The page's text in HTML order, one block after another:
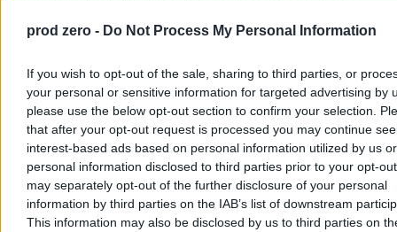
prod zero - Do Not Process My Personal Information
If you wish to opt-out of the sale, sharing to third parties, or
your personal or sensitive information for targeted advertising by
please use the below opt-out section to confirm your selection.
that after your opt-out request is processed you may continue
interest-based ads based on personal information utilized by us or
personal information disclosed to third parties prior to your opt-
may separately opt-out of the further disclosure of your personal
information by third parties on the IAB’s list of downstream
This information may also be disclosed by us to third parties on
którzy nie pracują legalnie w Polsce. – Będą mieli okazję walczyć
Paweł Żurek
Dzisiaj 17:47
3 min
Reklama
Reklama